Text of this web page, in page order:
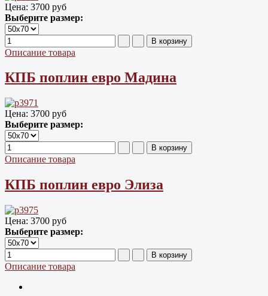
Цена: 3700 руб
Выберите размер:
Описание товара
КПБ поплин евро Мадина
Цена: 3700 руб
Выберите размер:
Описание товара
КПБ поплин евро Элиза
Цена: 3700 руб
Выберите размер:
Описание товара